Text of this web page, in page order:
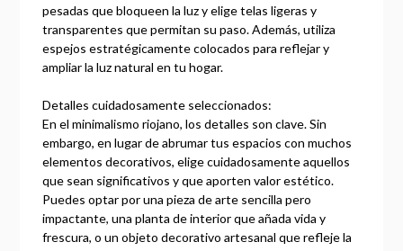
pesadas que bloqueen la luz y elige telas ligeras y
transparentes que permitan su paso. Además, utiliza
espejos estratégicamente colocados para reflejar y
ampliar la luz natural en tu hogar.
Detalles cuidadosamente seleccionados:
En el minimalismo riojano, los detalles son clave. Sin
embargo, en lugar de abrumar tus espacios con muchos
elementos decorativos, elige cuidadosamente aquellos
que sean significativos y que aporten valor estético.
Puedes optar por una pieza de arte sencilla pero
impactante, una planta de interior que añada vida y
frescura, o un objeto decorativo artesanal que refleje la